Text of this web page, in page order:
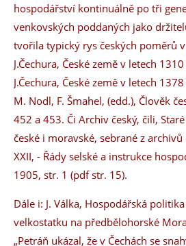
hospodářství kontinuálně po tři
venkovských poddaných jako
tvořila typický rys českých poměrů
J.Čechura, České země v letech
J.Čechura, České země v letech
M. Nodl, F. Šmahel, (edd.), Člověk
452 a 453. Či Archiv český, čili,
české i moravské, sebrané z
XXII, - Řády selské a instrukce
1905, str. 1 (pdf str. 15).
Dále i: J. Válka, Hospodářská
velkostatku na předbělohorské
„Petráň ukázal, že v Čechách se